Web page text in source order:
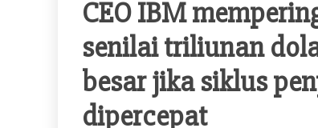
CEO IBM
senilai triliunan
besar jika siklus
dipercepat